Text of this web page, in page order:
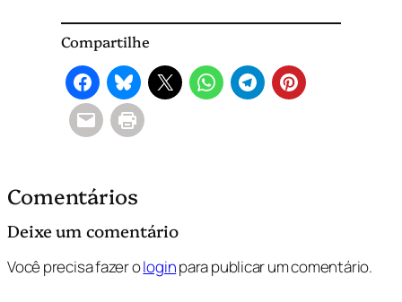
Compartilhe
Comentários
Deixe um comentário
Você precisa fazer ologinpara publicar um comentário.